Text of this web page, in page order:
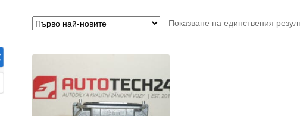
Показване на единствения